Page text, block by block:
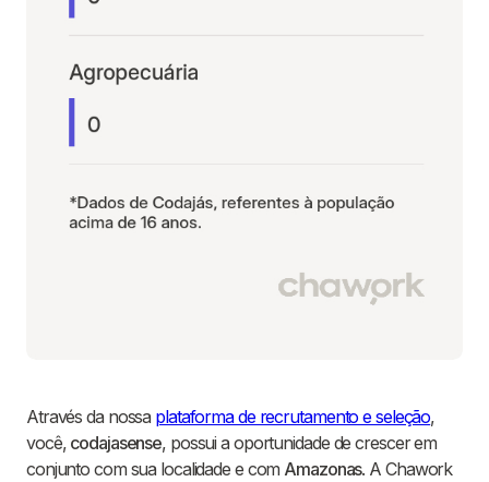
Através da nossa plataforma de recrutamento e seleção,
você, codajasense, possui a oportunidade de crescer em
conjunto com sua localidade e com Amazonas. A Chawork